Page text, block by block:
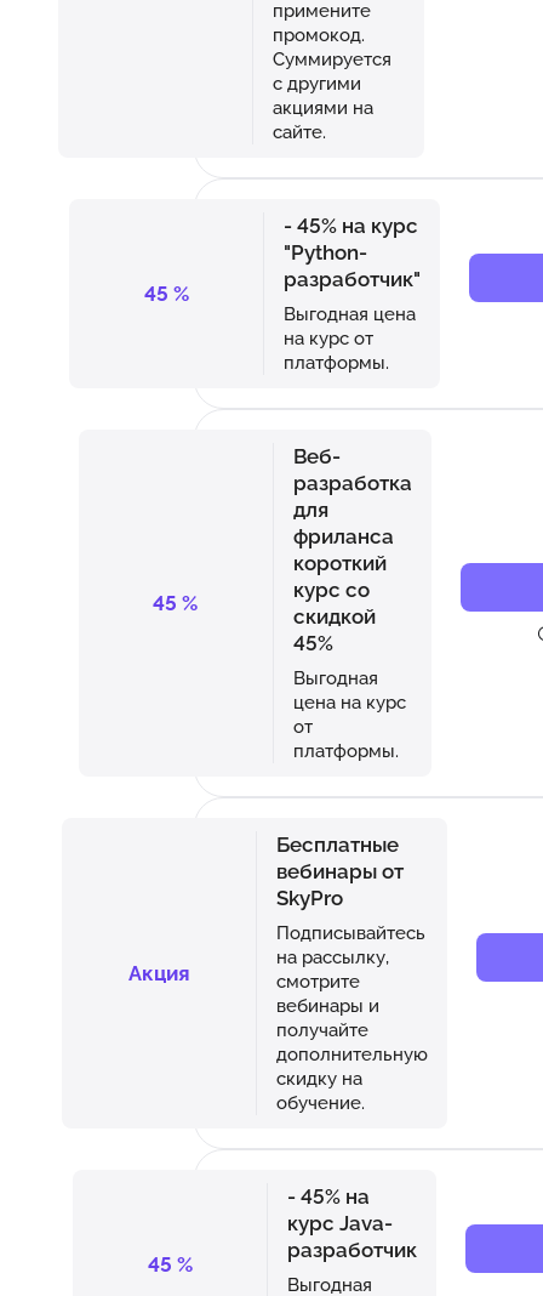
примените
промокод.
Суммируется
с другими
акциями на
сайте.
45 %
- 45% на курс
"Python-
разработчик"
Выгодная цена
на курс от
платформы.
45 %
Веб-
разработка
для
фриланса
короткий
курс со
скидкой
45%
Выгодная
цена на курс
от
платформы.
Акция
Бесплатные
вебинары от
SkyPro
Подписывайтесь
на рассылку,
смотрите
вебинары и
получайте
дополнительную
скидку на
обучение.
45 %
- 45% на
курс Java-
разработчик
Выгодная